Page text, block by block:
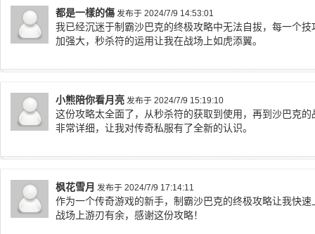
都是一樣的傷 发布于 2024/7/9 14:53:01
我已经沉迷于制霸沙巴克的终极攻略中无法自拔，每一个
加强大，秒杀符的运用让我在战场上如虎添翼。
小熊陪你看月亮 发布于 2024/7/9 15:19:10
这份攻略太全面了，从秒杀符的获取到使用，再到沙巴克
非常详细，让我对传奇私服有了全新的认识。
枫花雪月 发布于 2024/7/9 17:14:11
作为一个传奇游戏的新手，制霸沙巴克的终极攻略让我快
战场上游刃有余，感谢这份攻略！